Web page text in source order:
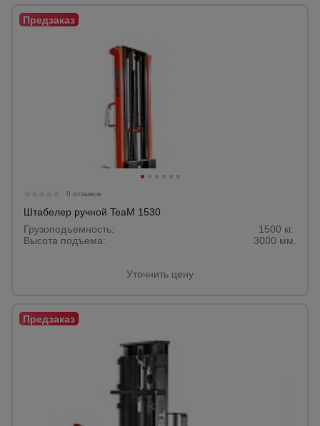
0 отзывов
Штабелер ручной TeaM 1530
Грузоподъемность:
1500 кг.
Высота подъема:
3000 мм.
Уточнить цену